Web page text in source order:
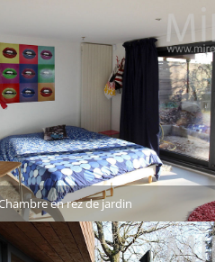
en rez de jardin